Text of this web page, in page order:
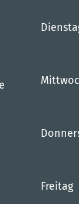
Freitag